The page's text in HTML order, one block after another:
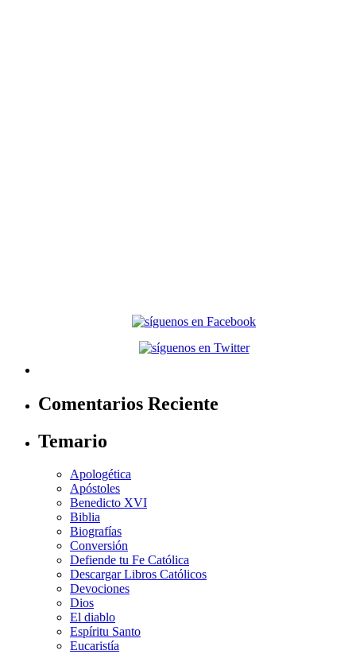
Comentarios Reciente
Temario
Apologética
Apóstoles
Benedicto XVI
Biblia
Biografías
Conversión
Defiende tu Fe Católica
Descargar Libros Católicos
Devociones
Dios
El diablo
Espíritu Santo
Eucaristía